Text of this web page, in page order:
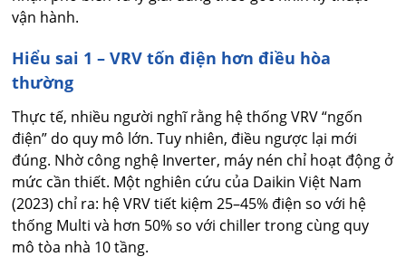
vận hành.
Hiểu sai 1 – VRV tốn điện hơn điều hòa
thường
Thực tế, nhiều người nghĩ rằng hệ thống VRV “ngốn
điện” do quy mô lớn. Tuy nhiên, điều ngược lại mới
đúng. Nhờ công nghệ Inverter, máy nén chỉ hoạt động ở
mức cần thiết. Một nghiên cứu của Daikin Việt Nam
(2023) chỉ ra: hệ VRV tiết kiệm 25–45% điện so với hệ
thống Multi và hơn 50% so với chiller trong cùng quy
mô tòa nhà 10 tầng.